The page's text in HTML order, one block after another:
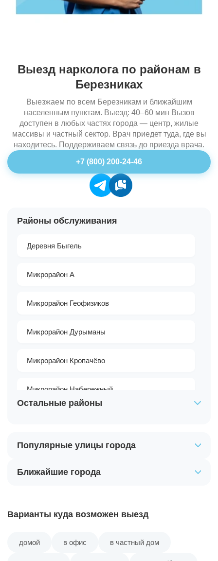
Выезд нарколога по районам в
Березниках
Выезжаем по всем Березникам и ближайшим
населенным пунктам. Выезд: 40–60 мин Вызов
доступен в любых частях города — центр, жилые
массивы и частный сектор. Врач приедет туда, где вы
находитесь. Поддерживаем связь до приезда врача.
+7 (800) 200-24-46
Районы обслуживания
Деревня Быгель
Микрорайон А
Микрорайон Геофизиков
Микрорайон Дурыманы
Микрорайон Кропачёво
Микрорайон Набережный
Микрорайон Петрищево
Микрорайон Сёмино
Остальные районы
Популярные улицы города
Ближайшие города
Варианты куда возможен выезд
домой в офис в частный дом